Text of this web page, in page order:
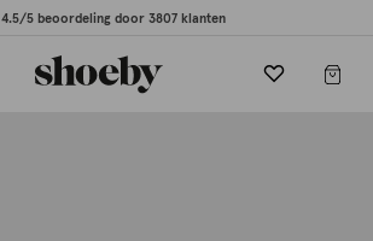
4.5/5 beoordeling door 3807 klanten